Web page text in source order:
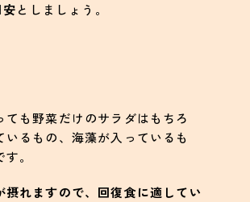
としましょう。
ても野菜だけのサラダはもちろ
いるもの、海藻が入っているも
。
摂れますので、回復食に適してい